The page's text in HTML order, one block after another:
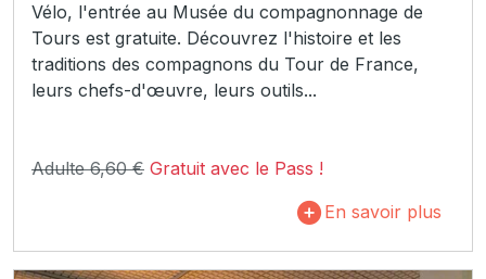
Vélo, l'entrée au Musée du compagnonnage de
Tours est gratuite. Découvrez l'histoire et les
traditions des compagnons du Tour de France,
leurs chefs-d'œuvre, leurs outils...
Adulte 6,60 € Gratuit avec le Pass !
En savoir plus